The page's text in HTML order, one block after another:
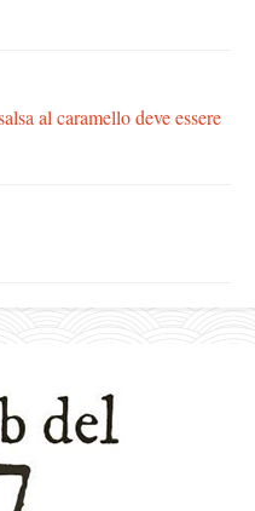
al caramello deve essere